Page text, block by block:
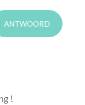
ANTWOORD
!